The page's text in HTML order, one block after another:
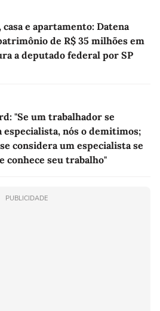
e apartamento: Datena
de R$ 35 milhões em
a deputado federal por SP
"Se um trabalhador se
especialista, nós o demitimos;
considera um especialista se
conhece seu trabalho"
PUBLICIDADE